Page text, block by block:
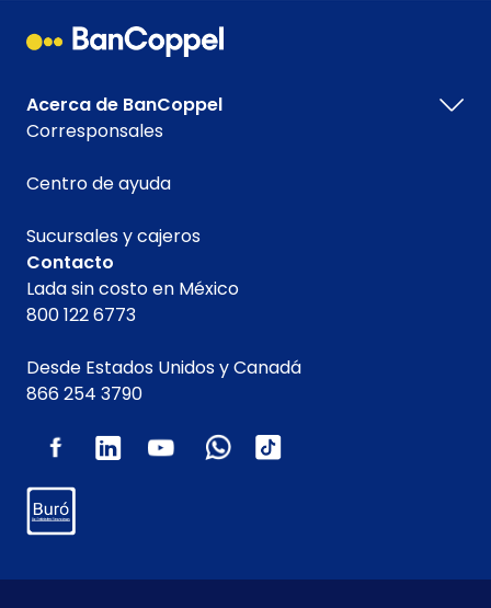
Acerca de BanCoppel
Corresponsales
Centro de ayuda
Sucursales y cajeros
Contacto
Lada sin costo en México
800 122 6773
Desde Estados Unidos y Canadá
866 254 3790